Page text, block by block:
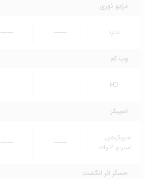
درایو نوری
ندارد -------
-------
وب کم
HD
-------
-------
اسپیکر
اسپیکرهای
استریو 2 وات
-------
-------
حسگر اثر انگشت